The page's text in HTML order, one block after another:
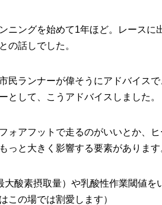
ニングを始めて1年ほど。レースに
の話しでした。
民ランナーが偉そうにアドバイス
として、こうアドバイスしました。
ォアフットで走るのがいいとか、
っと大きく影響する要素があります
大酸素摂取量）や乳酸性作業閾値
この場では割愛します）